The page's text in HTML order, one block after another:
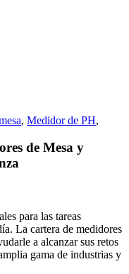
, Medidor de PH,
de Mesa y
para las tareas
La cartera de medidores
a alcanzar sus retos
gama de industrias y